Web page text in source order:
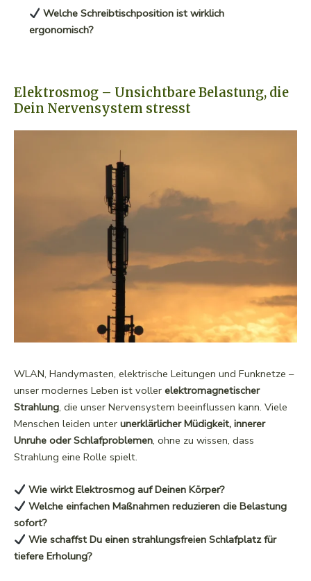
Welche Schreibtischposition ist wirklich
ergonomisch?
Elektrosmog – Unsichtbare Belastung, die
Dein Nervensystem stresst
WLAN, Handymasten, elektrische Leitungen und Funknetze –
unser modernes Leben ist voller elektromagnetischer
Strahlung, die unser Nervensystem beeinflussen kann. Viele
Menschen leiden unter unerklärlicher Müdigkeit, innerer
Unruhe oder Schlafproblemen, ohne zu wissen, dass
Strahlung eine Rolle spielt.
Wie wirkt Elektrosmog auf Deinen Körper?
Welche einfachen Maßnahmen reduzieren die Belastung
sofort?
Wie schaffst Du einen strahlungsfreien Schlafplatz für
tiefere Erholung?